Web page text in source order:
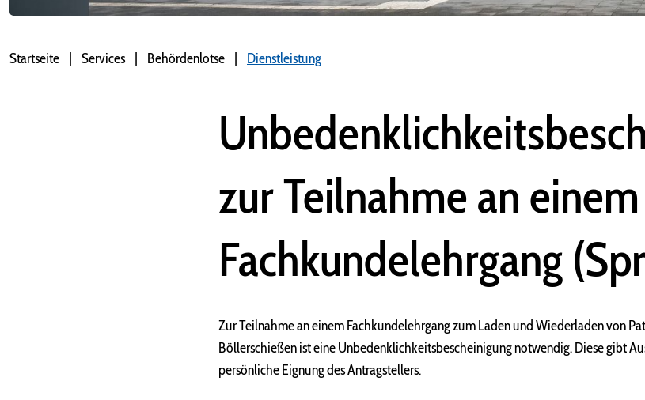
Startseite Services Behördenlotse Dienstleistung
zur Teilnahme an einem
Fachkundelehrgang
Zur Teilnahme an einem Fachkundelehrgang zum Laden und Wiederladen von
Böllerschießen ist eine Unbedenklichkeitsbescheinigung notwendig. Diese gibt
persönliche Eignung des Antragstellers.